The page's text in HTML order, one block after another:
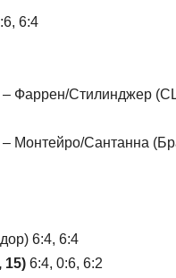
6:4
– Фаррен/Стилинджер
Монтейро/Сантанна
6:4, 6:4
15) 6:4, 0:6, 6:2